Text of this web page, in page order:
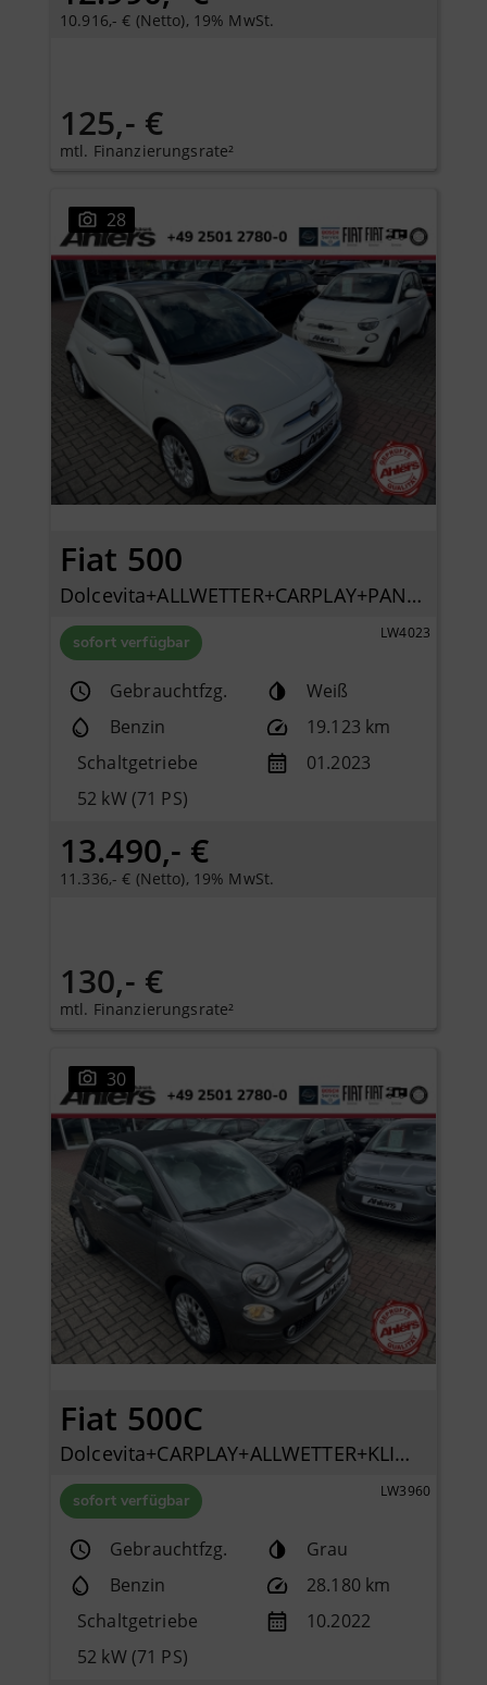
10.916,- € (Netto), 19% MwSt.
125,- €
mtl. Finanzierungsrate²
28
Fiat 500
Dolcevita+ALLWETTER+CARPLAY+PANO+KLIMA+PDC+LICHTREGENSENSOR+
sofort verfügbar LW4023
Gebrauchtfzg.
Weiß
Benzin
19.123 km
Schaltgetriebe
01.2023
52 kW (71 PS)
13.490,- €
11.336,- € (Netto), 19% MwSt.
130,- €
mtl. Finanzierungsrate²
30
Fiat 500C
Dolcevita+CARPLAY+ALLWETTER+KLIMA+PDC+LICHTREGENSENSOR+
sofort verfügbar LW3960
Gebrauchtfzg.
Grau
Benzin
28.180 km
Schaltgetriebe
10.2022
52 kW (71 PS)